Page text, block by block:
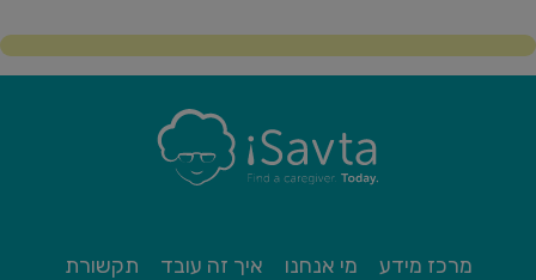
מרכז מידע מי אנחנו איך זה עובד
תקשורת